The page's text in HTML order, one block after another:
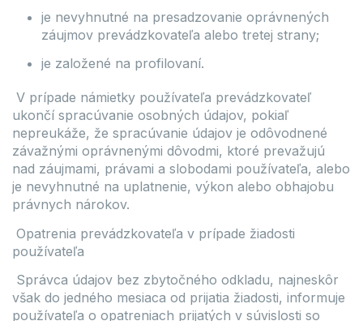
je nevyhnutné na presadzovanie oprávnených
záujmov prevádzkovateľa alebo tretej strany;
je založené na profilovaní.
V prípade námietky používateľa prevádzkovateľ
ukončí spracúvanie osobných údajov, pokiaľ
nepreukáže, že spracúvanie údajov je odôvodnené
závažnými oprávnenými dôvodmi, ktoré prevažujú
nad záujmami, právami a slobodami používateľa, alebo
je nevyhnutné na uplatnenie, výkon alebo obhajobu
právnych nárokov.
Opatrenia prevádzkovateľa v prípade žiadosti
používateľa
Správca údajov bez zbytočného odkladu, najneskôr
však do jedného mesiaca od prijatia žiadosti, informuje
používateľa o opatreniach prijatých v súvislosti so